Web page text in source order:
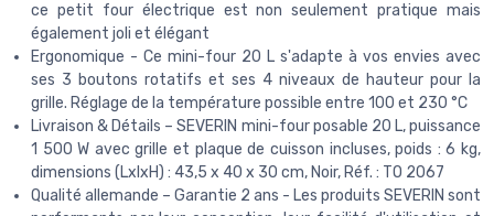
ce petit four électrique est non seulement pratique mais
également joli et élégant
Ergonomique - Ce mini-four 20 L s'adapte à vos envies avec
ses 3 boutons rotatifs et ses 4 niveaux de hauteur pour la
grille. Réglage de la température possible entre 100 et 230 °C
Livraison & Détails – SEVERIN mini-four posable 20 L, puissance
1 500 W avec grille et plaque de cuisson incluses, poids : 6 kg,
dimensions (LxlxH) : 43,5 x 40 x 30 cm, Noir, Réf. : TO 2067
Qualité allemande – Garantie 2 ans - Les produits SEVERIN sont